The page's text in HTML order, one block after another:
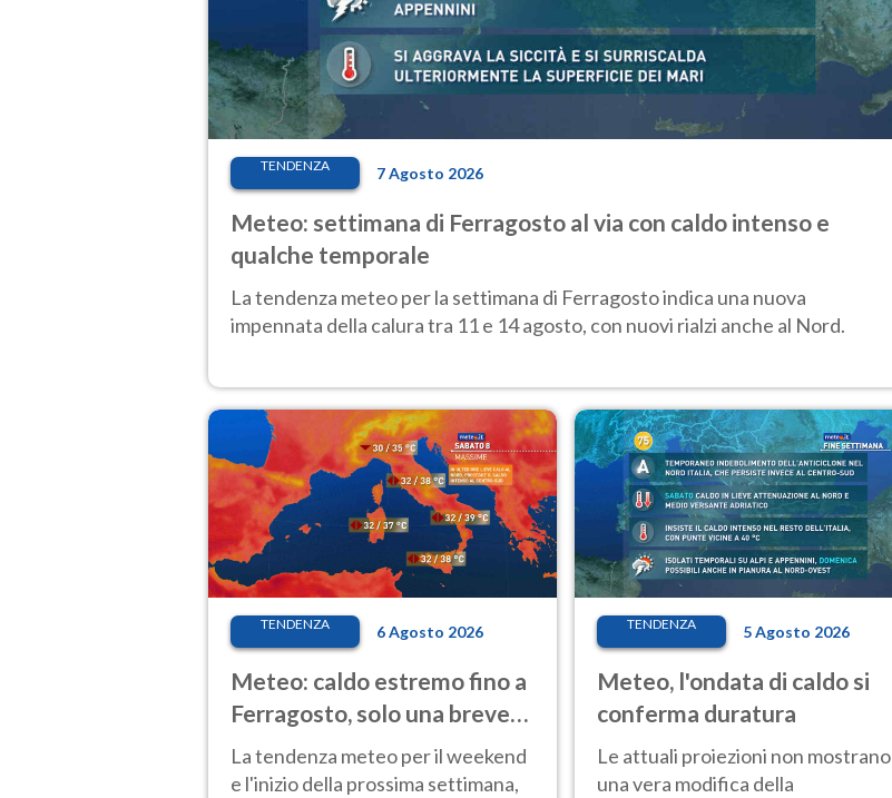
TENDENZA 7 Agosto 2026
Meteo: settimana di Ferragosto al via con caldo intenso e
qualche temporale
La tendenza meteo per la settimana di Ferragosto indica una nuova
impennata della calura tra 11 e 14 agosto, con nuovi rialzi anche al Nord.
TENDENZA 6 Agosto 2026
Meteo: caldo estremo fino a
Ferragosto, solo una breve
pausa. Ecco dove
La tendenza meteo per il weekend
e l'inizio della prossima settimana,
TENDENZA 5 Agosto 2026
Meteo, l'ondata di caldo si
conferma duratura
Le attuali proiezioni non mostrano
una vera modifica della